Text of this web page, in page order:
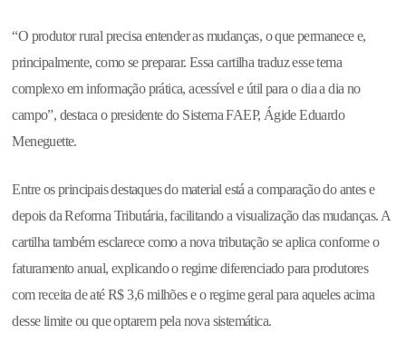
“O produtor rural precisa entender as mudanças, o que permanece e,
principalmente, como se preparar. Essa cartilha traduz esse tema
complexo em informação prática, acessível e útil para o dia a dia no
campo”, destaca o presidente do Sistema FAEP, Ágide Eduardo
Meneguette.
Entre os principais destaques do material está a comparação do antes e
depois da Reforma Tributária, facilitando a visualização das mudanças. A
cartilha também esclarece como a nova tributação se aplica conforme o
faturamento anual, explicando o regime diferenciado para produtores
com receita de até R$ 3,6 milhões e o regime geral para aqueles acima
desse limite ou que optarem pela nova sistemática.